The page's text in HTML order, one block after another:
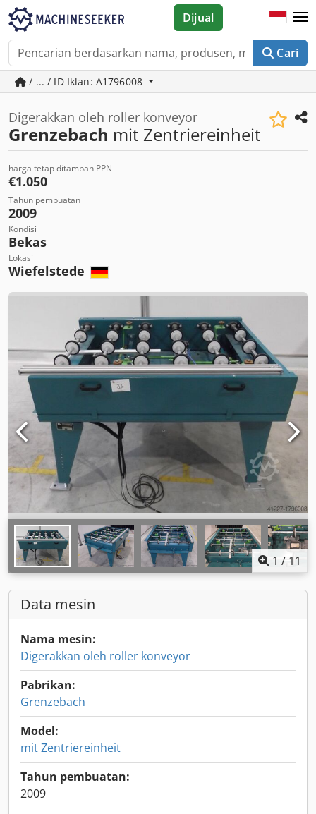
Cari
Dijual
/ ... / ID Iklan: A1796008
Digerakkan oleh roller konveyor
Grenzebach mit Zentriereinheit
harga tetap ditambah PPN
€1.050
Tahun pembuatan
2009
Kondisi
Bekas
Lokasi
Wiefelstede
1 / 11
Data mesin
Nama mesin:
Digerakkan oleh roller konveyor
Pabrikan:
Grenzebach
Model:
mit Zentriereinheit
Tahun pembuatan:
2009